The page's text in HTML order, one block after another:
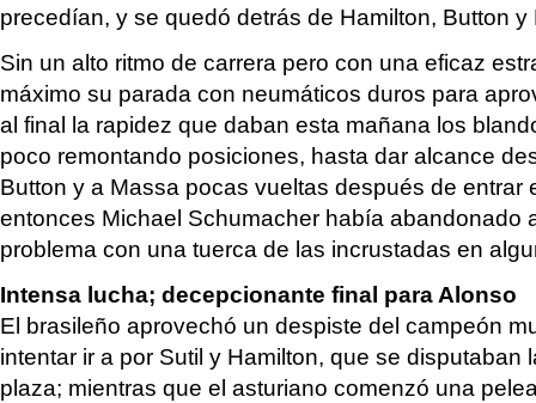
precedían, y se quedó detrás de Hamilton, Button y
Sin un alto ritmo de carrera pero con una eficaz
máximo su parada con neumáticos duros para
al final la rapidez que daban esta mañana los
poco remontando posiciones, hasta dar alcance
Button y a Massa pocas vueltas después de entrar
entonces Michael Schumacher había abandonado
problema con una tuerca de las incrustadas en
Intensa lucha; decepcionante final para Alonso
El brasileño aprovechó un despiste del campeón
intentar ir a por Sutil y Hamilton, que se disputaban
plaza; mientras que el asturiano comenzó una